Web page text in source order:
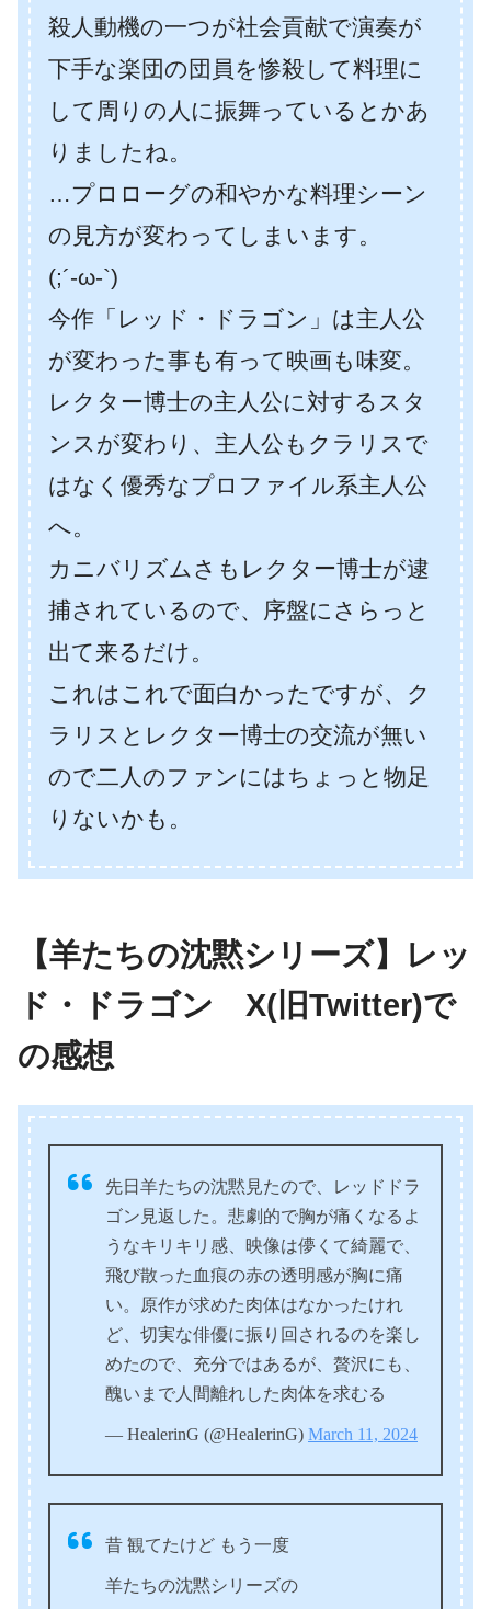
殺人動機の一つが社会貢献で演奏が
下手な楽団の団員を惨殺して料理に
して周りの人に振舞っているとかあ
りましたね。
…プロローグの和やかな料理シーン
の見方が変わってしまいます。
(;´-ω-`)
今作「レッド・ドラゴン」は主人公
が変わった事も有って映画も味変。
レクター博士の主人公に対するスタ
ンスが変わり、主人公もクラリスで
はなく優秀なプロファイル系主人公
へ。
カニバリズムさもレクター博士が逮
捕されているので、序盤にさらっと
出て来るだけ。
これはこれで面白かったですが、ク
ラリスとレクター博士の交流が無い
ので二人のファンにはちょっと物足
りないかも。
【羊たちの沈黙シリーズ】レッ
ド・ドラゴン X(旧Twitter)で
の感想
先日羊たちの沈黙見たので、レッドドラ
ゴン見返した。悲劇的で胸が痛くなるよ
うなキリキリ感、映像は儚くて綺麗で、
飛び散った血痕の赤の透明感が胸に痛
い。原作が求めた肉体はなかったけれ
ど、切実な俳優に振り回されるのを楽し
めたので、充分ではあるが、贅沢にも、
醜いまで人間離れした肉体を求むる
— HealerinG (@HealerinG) March 11, 2024
昔 観てたけど もう一度
羊たちの沈黙シリーズの